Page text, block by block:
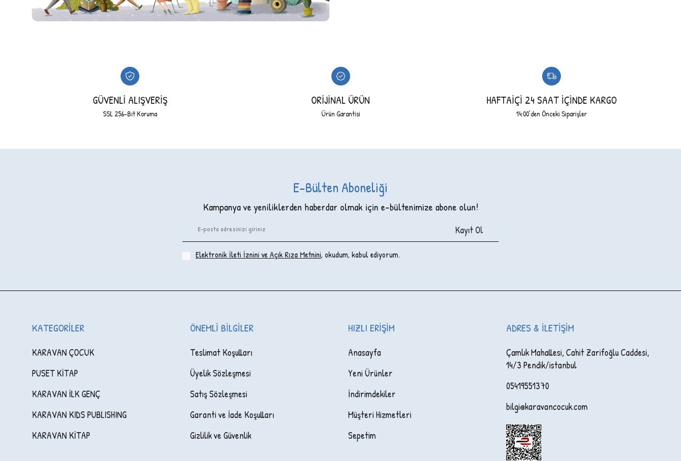
GÜVENLİ ALIŞVERİŞ
SSL 256-Bit Koruma
ORİJİNAL ÜRÜN
Ürün Garantisi
HAFTAİÇİ 24 SAAT İÇİNDE KARGO
14:00’den Önceki Siparişler
E-Bülten Aboneliği
Kampanya ve yeniliklerden haberdar olmak için e-bültenimize abone olun!
Kayıt Ol
Elektronik İleti İzni‌ni ve Açık Rıza Metni‌ni, okudum, kabul ediyorum.
KATEGORILER
KARAVAN ÇOCUK
PUSET KİTAP
KARAVAN İLK GENÇ
KARAVAN KIDS PUBLISHING
KARAVAN KİTAP
ÖNEMLI BILGILER
Teslimat Koşulları
Üyelik Sözleşmesi
Satış Sözleşmesi
Garanti ve İade Koşulları
Gizlilik ve Güvenlik
HIZLI ERIŞIM
Anasayfa
Yeni Ürünler
İndirimdekiler
Müşteri Hizmetleri
Sepetim
ADRES & İLETIŞIM
Çamlık Mahallesi, Cahit Zarifoğlu Caddesi,
14/3 Pendik/istanbul
05419551370
bilgi@karavancocuk.com